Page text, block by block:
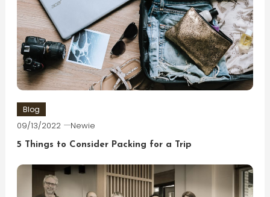
Blog
09/13/2022 Newie
5 Things to Consider Packing for a Trip